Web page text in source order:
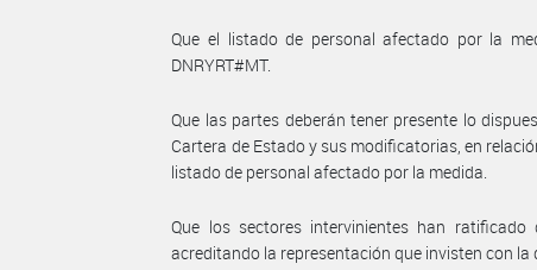
Que el listado de personal afectado por la
DNRYRT#MT.
Que las partes deberán tener presente lo
Cartera de Estado y sus modificatorias, en
listado de personal afectado por la medida.
Que los sectores intervinientes han ratificado
acreditando la representación que invisten con